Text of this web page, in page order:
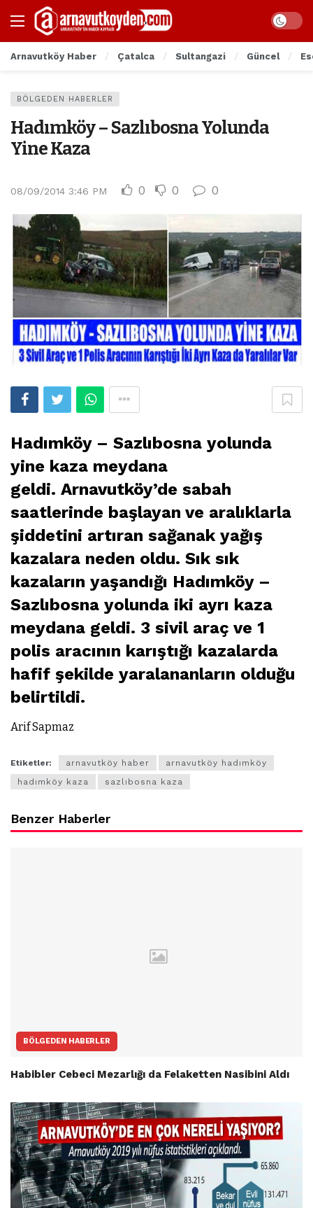
Arnavutköy Haber Çatalca Sultangazi Güncel
BÖLGEDEN HABERLER
Hadımköy – Sazlıbosna Yolunda
Yine Kaza
08/09/2014 3:46 PM 0 0 0
Hadımköy – Sazlıbosna yolunda
yine kaza meydana
geldi. Arnavutköy’de sabah
saatlerinde başlayan ve aralıklarla
şiddetini artıran sağanak yağış
kazalara neden oldu. Sık sık
kazaların yaşandığı Hadımköy –
Sazlıbosna yolunda iki ayrı kaza
meydana geldi. 3 sivil araç ve 1
polis aracının karıştığı kazalarda
hafif şekilde yaralananların olduğu
belirtildi.
Arif Sapmaz
Etiketler: arnavutköy haber
arnavutköy hadımköy
hadımköy kaza
sazlıbosna kaza
Benzer Haberler
BÖLGEDEN HABERLER
Habibler Cebeci Mezarlığı da Felaketten Nasibini Aldı